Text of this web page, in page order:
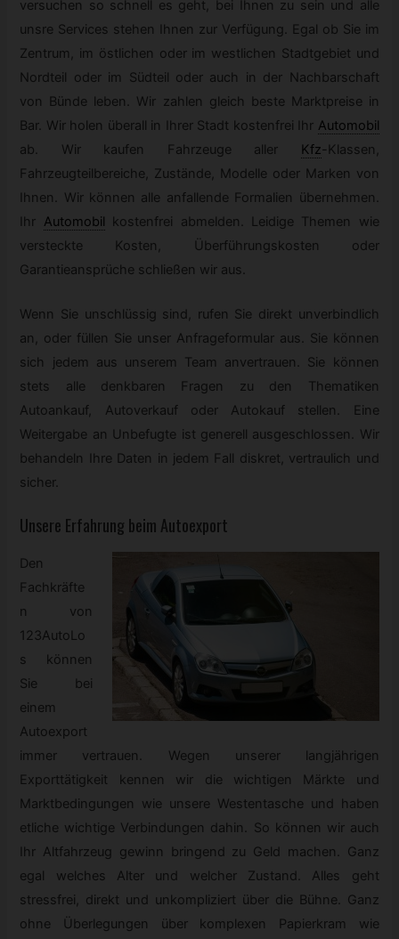
versuchen so schnell es geht, bei Ihnen zu sein und alle
unsre Services stehen Ihnen zur Verfügung. Egal ob Sie im
Zentrum, im östlichen oder im westlichen Stadtgebiet und
Nordteil oder im Südteil oder auch in der Nachbarschaft
von Bünde leben. Wir zahlen gleich beste Marktpreise in
Bar. Wir holen überall in Ihrer Stadt kostenfrei Ihr Automobil
ab. Wir kaufen Fahrzeuge aller
Kfz- Klassen,
Fahrzeugteilbereiche, Zustände, Modelle oder Marken von
Ihnen. Wir können alle anfallende Formalien übernehmen.
Ihr Automobil kostenfrei abmelden. Leidige Themen wie
versteckte Kosten, Überführungskosten oder
Garantieansprüche schließen wir aus.
Wenn Sie unschlüssig sind, rufen Sie direkt unverbindlich
an, oder füllen Sie unser Anfrageformular aus. Sie können
sich jedem aus unserem Team anvertrauen. Sie können
stets alle denkbaren Fragen zu den Thematiken
Autoankauf, Autoverkauf oder Autokauf stellen. Eine
Weitergabe an Unbefugte ist generell ausgeschlossen. Wir
behandeln Ihre Daten in jedem Fall diskret, vertraulich und
sicher.
Unsere Erfahrung beim Autoexport
Den
Fachkräfte
n von
123AutoLo
s können
Sie bei
einem
Autoexport
immer vertrauen. Wegen unserer langjährigen
Exporttätigkeit kennen wir die wichtigen Märkte und
Marktbedingungen wie unsere Westentasche und haben
etliche wichtige Verbindungen dahin. So können wir auch
Ihr Altfahrzeug gewinn bringend zu Geld machen. Ganz
egal welches Alter und welcher Zustand. Alles geht
stressfrei, direkt und unkompliziert über die Bühne. Ganz
ohne Überlegungen über komplexen Papierkram wie